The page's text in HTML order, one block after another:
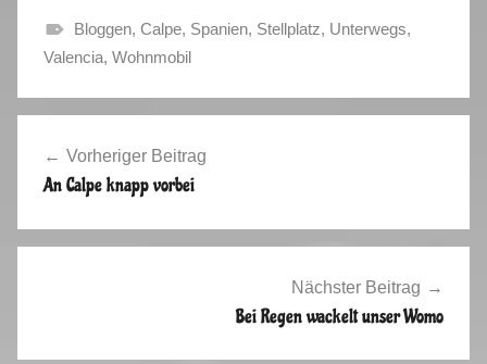
H
r
t
2
Bloggen, Calpe, Spanien, Stellplatz, Unterwegs,
Valencia, Wohnmobil
Vorheriger Beitrag
An Calpe knapp vorbei
Nächster Beitrag
Bei Regen wackelt unser Womo